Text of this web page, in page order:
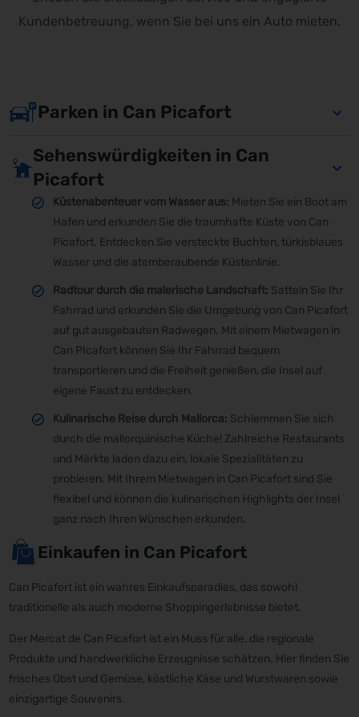
Kundenbetreuung, wenn Sie bei uns ein Auto mieten.
Parken in Can Picafort
Sehenswürdigkeiten in Can
Picafort
Küstenabenteuer vom Wasser aus: Mieten Sie ein Boot am
Hafen und erkunden Sie die traumhafte Küste von Can
Picafort. Entdecken Sie versteckte Buchten, türkisblaues
Wasser und die atemberaubende Küstenlinie.
Radtour durch die malerische Landschaft: Satteln Sie Ihr
Fahrrad und erkunden Sie die Umgebung von Can Picafort
auf gut ausgebauten Radwegen. Mit einem Mietwagen in
Can PIcafort können Sie Ihr Fahrrad bequem
transportieren und die Freiheit genießen, die Insel auf
eigene Faust zu entdecken.
Kulinarische Reise durch Mallorca: Schlemmen Sie sich
durch die mallorquinische Küche! Zahlreiche Restaurants
und Märkte laden dazu ein, lokale Spezialitäten zu
probieren. Mit Ihrem Mietwagen in Can Picafort sind Sie
flexibel und können die kulinarischen Highlights der Insel
ganz nach Ihren Wünschen erkunden.
Einkaufen in Can Picafort
Can Picafort ist ein wahres Einkaufsparadies, das sowohl
traditionelle als auch moderne Shoppingerlebnisse bietet.
Der Mercat de Can Picafort ist ein Muss für alle, die regionale
Produkte und handwerkliche Erzeugnisse schätzen. Hier finden Sie
frisches Obst und Gemüse, köstliche Käse und Wurstwaren sowie
einzigartige Souvenirs.